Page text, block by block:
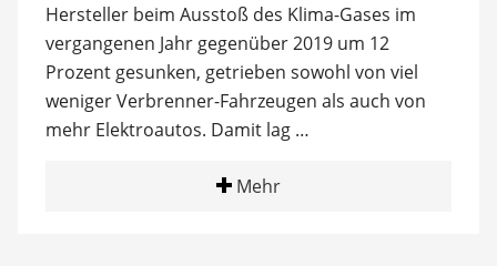
Hersteller beim Ausstoß des Klima-Gases im
vergangenen Jahr gegenüber 2019 um 12
Prozent gesunken, getrieben sowohl von viel
weniger Verbrenner-Fahrzeugen als auch von
mehr Elektroautos. Damit lag …
Mehr